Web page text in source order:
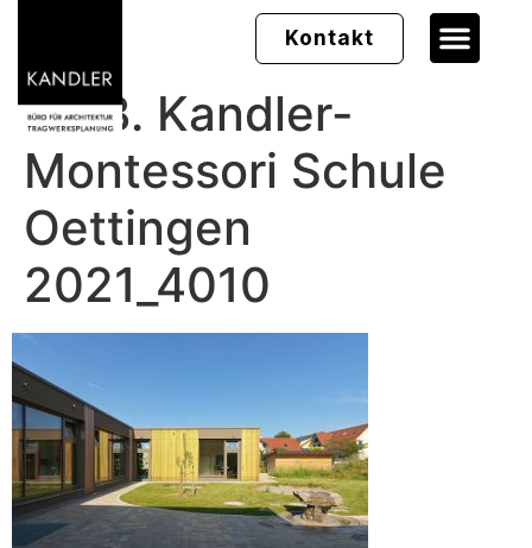
Kontakt
Dr. B. Kandler-
Montessori Schule
Oettingen
2021_4010